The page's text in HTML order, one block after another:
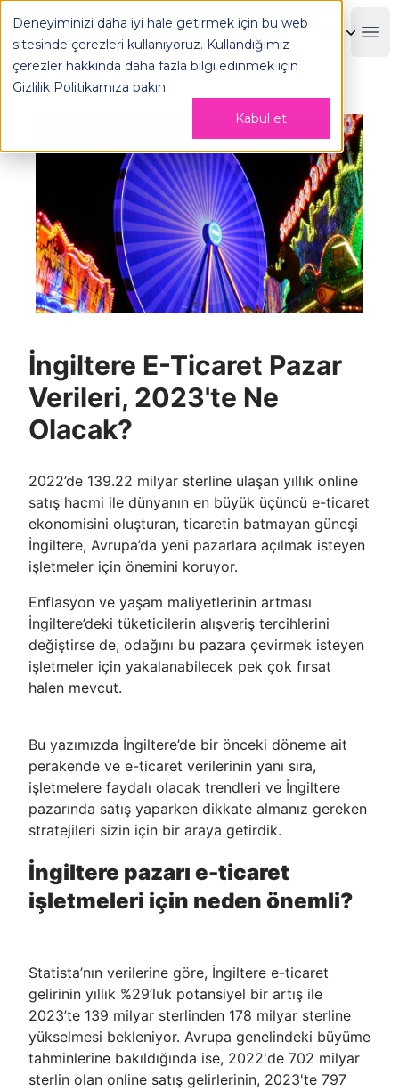
Deneyiminizi daha iyi hale getirmek için bu web
sitesinde çerezleri kullanıyoruz. Kullandığımız
çerezler hakkında daha fazla bilgi edinmek için
Gizlilik Politikamıza bakın.
Kabul et
OPLOG
İngiltere E-Ticaret Pazar
Verileri, 2023'te Ne
Olacak?
2022’de 139.22 milyar sterline ulaşan yıllık online
satış hacmi ile dünyanın en büyük üçüncü e-ticaret
ekonomisini oluşturan, ticaretin batmayan güneşi
İngiltere, Avrupa’da yeni pazarlara açılmak isteyen
işletmeler için önemini koruyor.
Enflasyon ve yaşam maliyetlerinin artması
İngiltere’deki tüketicilerin alışveriş tercihlerini
değiştirse de, odağını bu pazara çevirmek isteyen
işletmeler için yakalanabilecek pek çok fırsat
halen mevcut.
Bu yazımızda İngiltere’de bir önceki döneme ait
perakende ve e-ticaret verilerinin yanı sıra,
işletmelere faydalı olacak trendleri ve İngiltere
pazarında satış yaparken dikkate almanız gereken
stratejileri sizin için bir araya getirdik.
İngiltere pazarı e-ticaret
işletmeleri için neden önemli?
Statista’nın verilerine göre, İngiltere e-ticaret
gelirinin yıllık %29’luk potansiyel bir artış ile
2023’te 139 milyar sterlinden 178 milyar sterline
yükselmesi bekleniyor. Avrupa genelindeki büyüme
tahminlerine bakıldığında ise, 2022'de 702 milyar
sterlin olan online satış gelirlerinin, 2023'te 797